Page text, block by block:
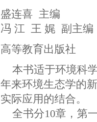
盛连喜 主编
冯 江 王 娓 副主编
高等教育出版社
本书适于环境科
年来环境生态学的
实际应用的结合。
全书分10章，第